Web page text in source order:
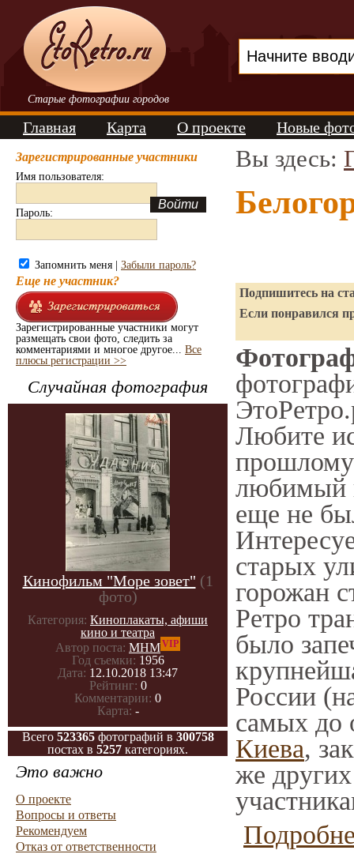
Старые фотографии городов
Главная Карта О проекте Новые
Зарегистрированные участники
Имя пользователя:
Пароль:
Запомнить меня | Забыли пароль?
Еще не участник?
Зарегистрированные участники могут
размещать свои фото, следить за
комментариями и многое другое... Все
плюсы регистрации >>
Случайная фотография
Кинофильм "Море зовет" (1
фото)
Категория: Киноплакаты, афиши
кино и театра
Автор поста: МНМVIP
Год съемки: 1956
Дата: 12.10.2018 13:47
Рейтинг: 0
Комментарии: 0
Карта: -
Всего 523365фотографий в 300758
постах в 5257 категориях.
Это важно
О проекте
Вопросы и ответы
Рекомендуем
Отказ от ответственности
Вы здесь:
Подпишитесь на
Если понравился
Любите
любимый
еще не
старых
горожан
Ретро
было
России
самых до
Киева,
же